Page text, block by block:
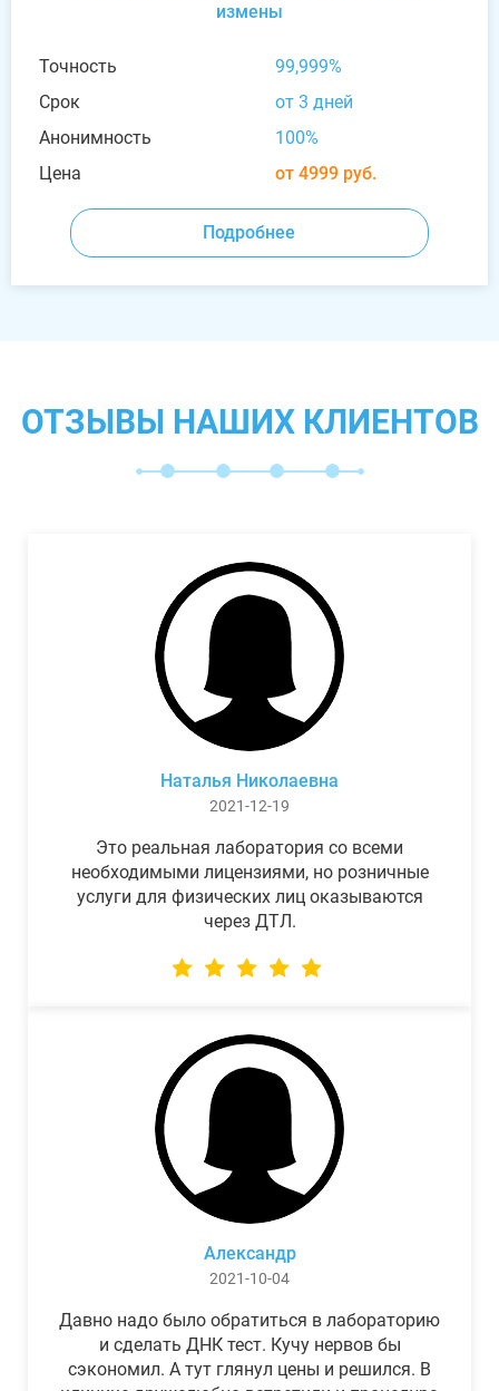
измены
Точность
99,999%
Срок
от 3 дней
Анонимность
100%
Цена
от 4999 руб.
Подробнее
ОТЗЫВЫ НАШИХ КЛИЕНТОВ
Наталья Николаевна
2021-12-19
Это реальная лаборатория со всеми
необходимыми лицензиями, но розничные
услуги для физических лиц оказываются
через ДТЛ.
Александр
2021-10-04
Давно надо было обратиться в лабораторию
и сделать ДНК тест. Кучу нервов бы
сэкономил. А тут глянул цены и решился. В